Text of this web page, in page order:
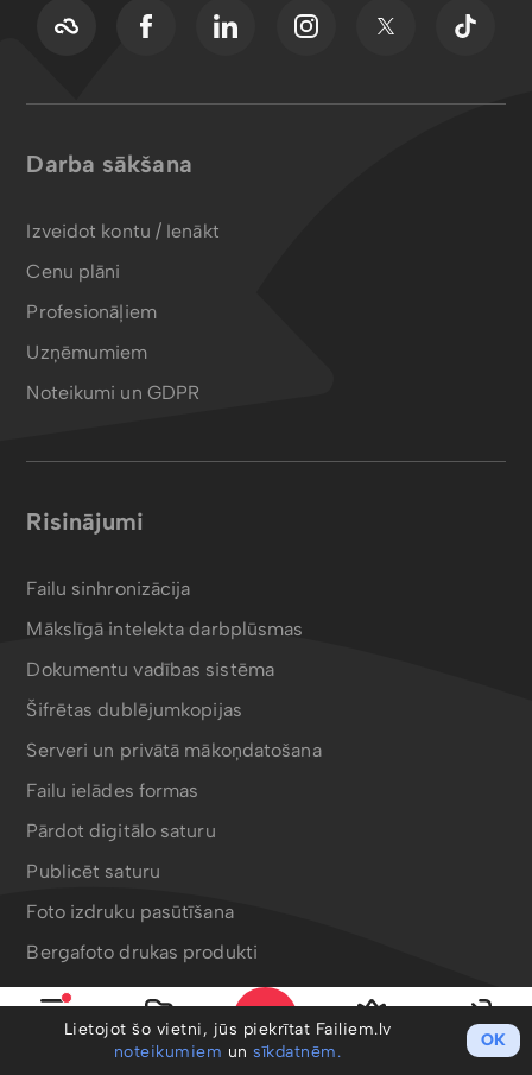
Mani faili Ieiet
Darba sākšana
Izveidot kontu / Ienākt
Cenu plāni
Profesionāļiem
Uzņēmumiem
Noteikumi un GDPR
Risinājumi
Failu sinhronizācija
Mākslīgā intelekta darbplūsmas
Dokumentu vadības sistēma
Šifrētas dublējumkopijas
Serveri un privātā mākoņdatošana
Failu ielādes formas
Pārdot digitālo saturu
Publicēt saturu
Foto izdruku pasūtīšana
Bergafoto drukas produkti
Lietojot šo vietni, jūs piekrītat Failiem.lv
noteikumiem unsīkdatnēm.
OK